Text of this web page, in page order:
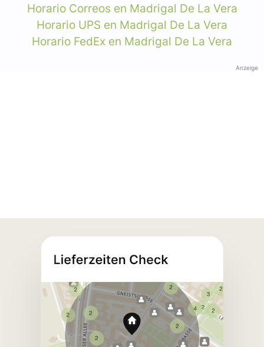
Horario Correos en Madrigal De La Vera
Horario UPS en Madrigal De La Vera
Horario FedEx en Madrigal De La Vera
Anzeige